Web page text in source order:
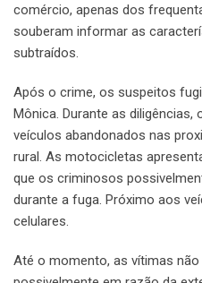
comércio, apenas dos
souberam informar as
subtraídos.
Após o crime, os suspeitos
Mônica. Durante as
veículos abandonados nas
rural. As motocicletas
que os criminosos
durante a fuga. Próximo aos
celulares.
Até o momento, as vítimas